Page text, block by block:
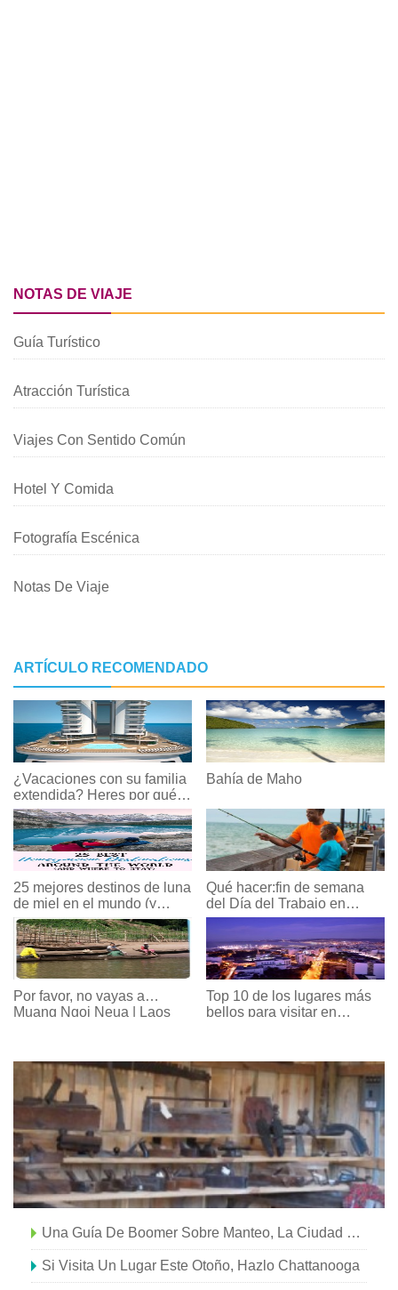
NOTAS DE VIAJE
Guía Turístico
Atracción Turística
Viajes Con Sentido Común
Hotel Y Comida
Fotografía Escénica
Notas De Viaje
ARTÍCULO RECOMENDADO
¿Vacaciones con su familia
extendida? Heres por qué
un crucero por el Caribe es
el camino a seguir.
Bahía de Maho
25 mejores destinos de luna
de miel en el mundo (y
dónde alojarse)
Qué hacer:fin de semana
del Día del Trabajo en
Myrtle Beach, Carolina del
Por favor, no vayas a…
Muang Ngoi Neua | Laos
Top 10 de los lugares más
bellos para visitar en
Una Guía De Boomer Sobre Manteo, La Ciudad Más Bonita De Carolina Del Norte
Si Visita Un Lugar Este Otoño, Hazlo Chattanooga